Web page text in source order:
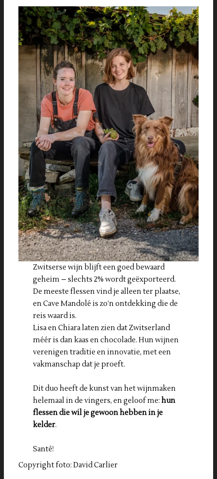
Zwitserse wijn blijft een goed bewaard
geheim – slechts 2% wordt geëxporteerd.
De meeste flessen vind je alleen ter plaatse,
en Cave Mandolé is zo’n ontdekking die de
reis waard is.
Lisa en Chiara laten zien dat Zwitserland
méér is dan kaas en chocolade. Hun wijnen
verenigen traditie en innovatie, met een
vakmanschap dat je proeft.
Dit duo heeft de kunst van het wijnmaken
helemaal in de vingers, en geloof me: hun
flessen die wil je gewoon hebben in je
kelder.
Santé!
Copyright foto: David Carlier